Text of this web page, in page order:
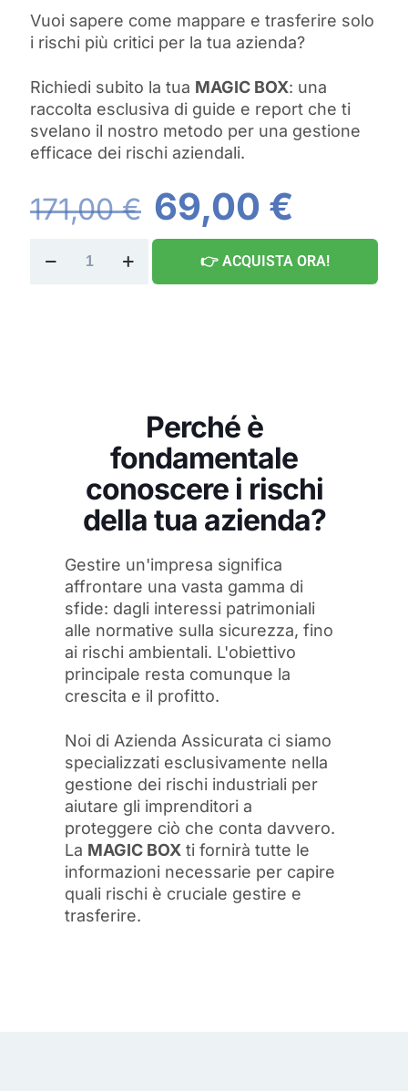
Vuoi sapere come mappare e trasferire solo
i rischi più critici per la tua azienda?
Richiedi subito la tua MAGIC BOX: una
raccolta esclusiva di guide e report che ti
svelano il nostro metodo per una gestione
efficace dei rischi aziendali.
171,00€ Il
prezzo
originale
era:
171,00 €.
69,00 €
è:
69,00
👉 ACQUISTA ORA!
Perché è
fondamentale
conoscere i rischi
della tua azienda?
Gestire un'impresa significa
affrontare una vasta gamma di
sfide: dagli interessi patrimoniali
alle normative sulla sicurezza, fino
ai rischi ambientali. L'obiettivo
principale resta comunque la
crescita e il profitto.
Noi di Azienda Assicurata ci siamo
specializzati esclusivamente nella
gestione dei rischi industriali per
aiutare gli imprenditori a
proteggere ciò che conta davvero.
La MAGIC BOX ti fornirà tutte le
informazioni necessarie per capire
quali rischi è cruciale gestire e
trasferire.